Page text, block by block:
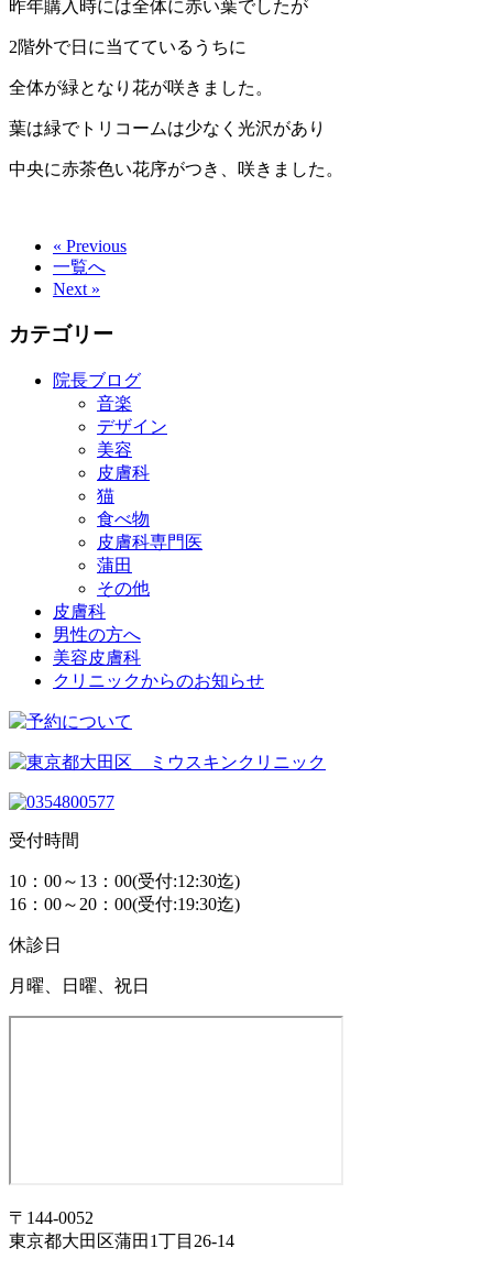
昨年購入時には全体に赤い葉でしたが
2階外で日に当てているうちに
全体が緑となり花が咲きました。
葉は緑でトリコームは少なく光沢があり
中央に赤茶色い花序がつき、咲きました。
« Previous
一覧へ
Next »
カテゴリー
院長ブログ
音楽
デザイン
美容
皮膚科
猫
食べ物
皮膚科専門医
蒲田
その他
皮膚科
男性の方へ
美容皮膚科
クリニックからのお知らせ
受付時間
10：00～13：00(受付:12:30迄)
16：00～20：00(受付:19:30迄)
休診日
月曜、日曜、祝日
〒144-0052
東京都大田区蒲田1丁目26-14